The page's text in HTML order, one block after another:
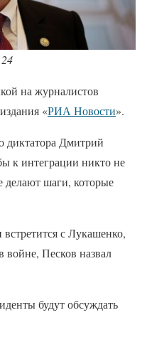
на журналистов
«РИА Новости».
диктатора Дмитрий
к интеграции никто не
делают шаги, которые
с Лукашенко,
войне, Песков назвал
будут обсуждать